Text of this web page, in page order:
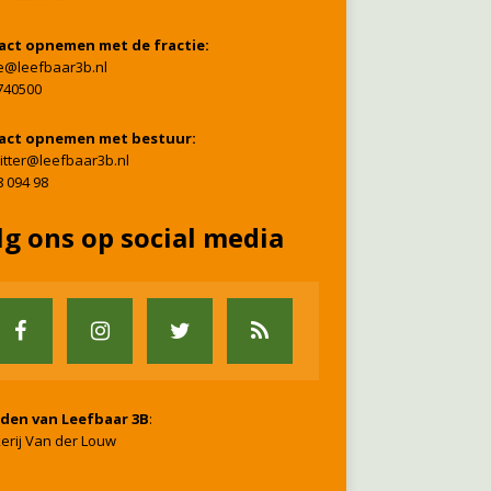
opnemen met de fractie:
opnemen met bestuur:
094 98
ons op social media
van Leefbaar 3B:
Van der Louw